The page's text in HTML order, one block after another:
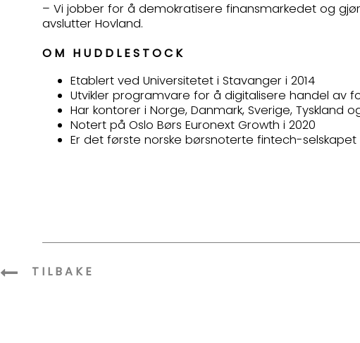
– Vi jobber for å demokratisere finansmarkedet og
avslutter Hovland.
OM HUDDLESTOCK
Etablert ved Universitetet i Stavanger i 2014
Utvikler programvare for å digitalisere handel av
Har kontorer i Norge, Danmark, Sverige, Tyskland
Notert på Oslo Børs Euronext Growth i 2020
Er det første norske børsnoterte fintech-selskapet
TILBAKE